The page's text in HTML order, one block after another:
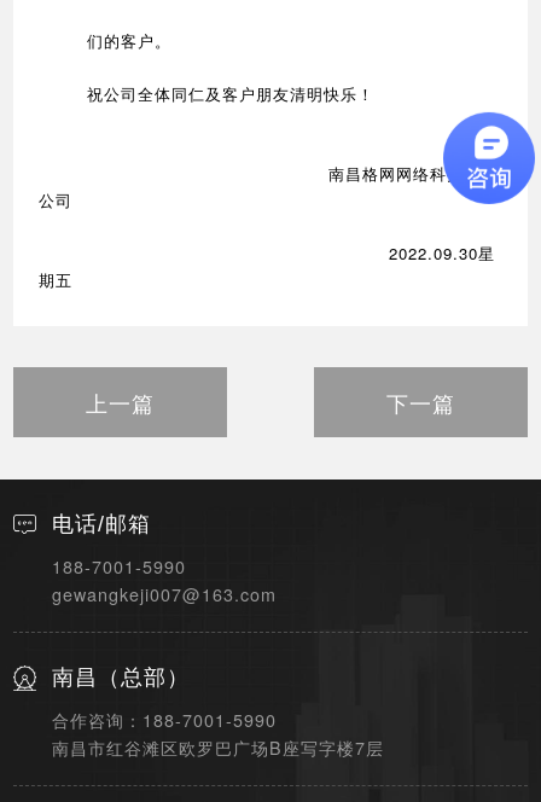
们的客户。
祝公司全体同仁及客户朋友清明快乐！
南昌格网网络科技有限
公司
2022.09.30星
期五
上一篇 下一篇
电话/邮箱
188-7001-5990
gewangkeji007@163.com
南昌（总部）
合作咨询：188-7001-5990
南昌市红谷滩区欧罗巴广场B座写字楼7层